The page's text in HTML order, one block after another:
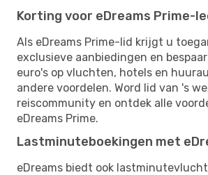
Korting voor eDreams Prime-
Als eDreams Prime-lid krijgt u
exclusieve aanbiedingen en
euro's op vluchten, hotels en
andere voordelen. Word lid van 's
reiscommunity en ontdek alle
eDreams Prime.
Lastminuteboekingen met
eDreams biedt ook